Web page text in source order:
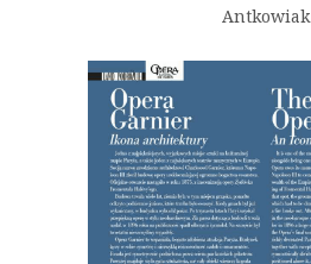
Antkowiak